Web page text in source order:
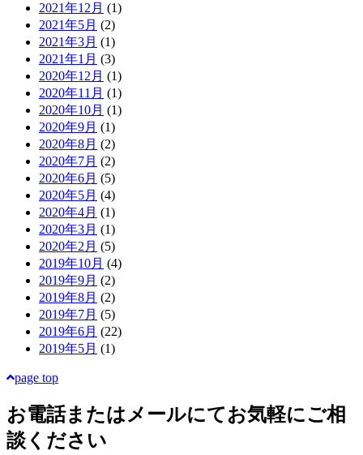
2021年12月 (1)
2021年5月 (2)
2021年3月 (1)
2021年1月 (3)
2020年12月 (1)
2020年11月 (1)
2020年10月 (1)
2020年9月 (1)
2020年8月 (2)
2020年7月 (2)
2020年6月 (5)
2020年5月 (4)
2020年4月 (1)
2020年3月 (1)
2020年2月 (5)
2019年10月 (4)
2019年9月 (2)
2019年8月 (2)
2019年7月 (5)
2019年6月 (22)
2019年5月 (1)
page top
お電話またはメールにてお気軽にご相
談ください